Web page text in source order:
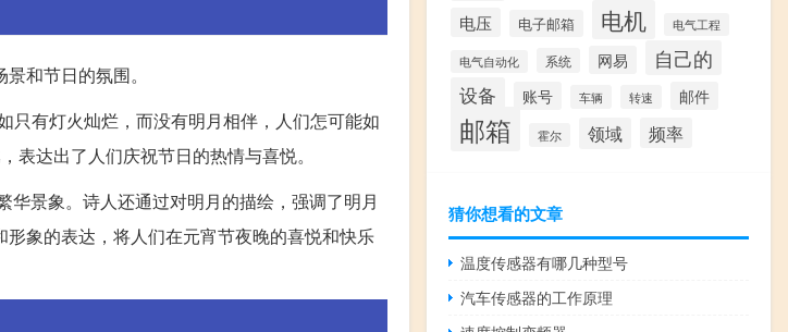
和节日的氛围。
只有灯火灿烂，而没有明月相伴，人们怎可能如
表达出了人们庆祝节日的热情与喜悦。
华景象。诗人还通过对明月的描绘，强调了明月
象的表达，将人们在元宵节夜晚的喜悦和快乐
电压 电子邮箱 电机 电气工程
电气自动化 系统 网易 自己的
设备 账号 车辆 转速 邮件
邮箱 霍尔 领域 频率
猜你想看的文章
温度传感器有哪几种型号
汽车传感器的工作原理